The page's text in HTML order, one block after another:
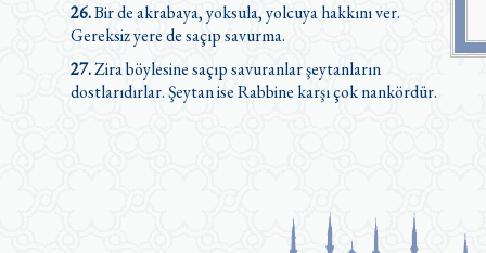
26.Bir de akrabaya, yoksula, yolcuya hakkını ver.
Gereksiz yere de saçıp savurma.
27.Zira böylesine saçıp savuranlar şeytanların
dostlarıdırlar. Şeytan ise Rabbine karşı çok nankördür.